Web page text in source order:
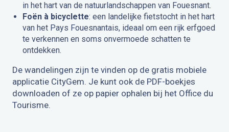
in het hart van de natuurlandschappen van Fouesnant.
Foën à bicyclette: een landelijke fietstocht in het hart
van het Pays Fouesnantais, ideaal om een rijk erfgoed
te verkennen en soms onvermoede schatten te
ontdekken.
De wandelingen zijn te vinden op de gratis mobiele
applicatie CityGem. Je kunt ook de PDF-boekjes
downloaden of ze op papier ophalen bij het Office du
Tourisme.